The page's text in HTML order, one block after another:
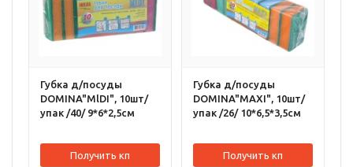
Губка д/посуды
DOMINA"MlDI", 10шт/
упак /40/ 9*6*2,5см
Получить кп
Губка д/посуды
DOMINA"MAXI", 10шт/
упак /26/ 10*6,5*3,5см
Получить кп